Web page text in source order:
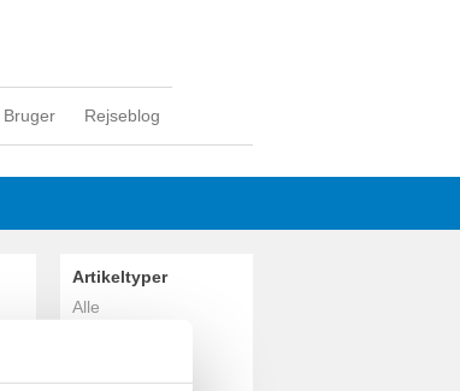
Bruger Rejseblog
Artikeltyper
Alle